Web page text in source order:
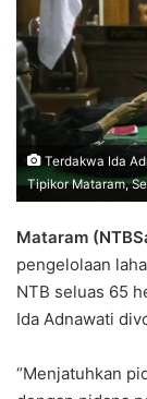
Terdakwa Ida
Tipikor Mataram,
Mataram
pengelolaan
NTB seluas 65
Ida Adnawati
“Menjatuhkan